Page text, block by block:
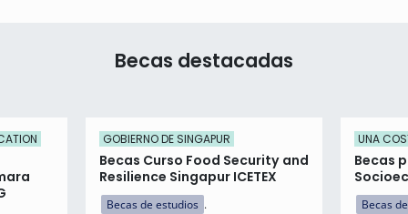
Becas destacadas
GOBIERNO DE SINGAPUR
Becas Curso Food Security and
Resilience Singapur ICETEX
Becas de estudios
UNA
Becas
Becas